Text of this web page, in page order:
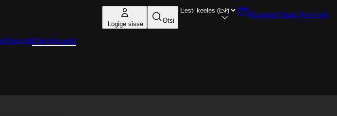
Logige sisse Otsi
Broneeri laud Helsinki
Sündmused